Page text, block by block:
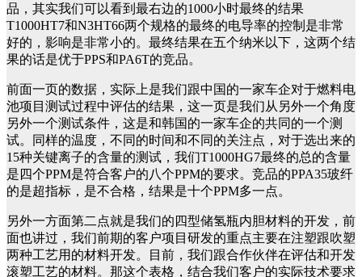
品，其实我们可以看到最右边的1000小时最终的结果
T1000HT7和N3HT66两个规格的最终的电导率的控制是非常
好的，影响是非常小的。最终结果在五个纳米以下，这两个结
果的话是优于PPS和PA6T的竞品。
前面一页的数据，实际上是我们跟中国的一家车企对于燃料电
池项目测试过程中评估的结果，这一页是我们从另外一个角度
另外一个测试条件，这是和韩国的一家车企的共同的一个测
试。同样的温度，不同的时间和不同的关注点，对于选出来的
15种关键离子的含量的测试，我们T1000HG7最终的总的含量
是四个PPM是符合客户的八个PPM的要求。竞品的PPA35玻纤
的是超指标，是不合格，结果是十个PPM多一点。
另外一方面第二点就是我们的四型储氢瓶内胆材料的开发，前
面也讲过，我们前期的客户项目研发的重点主要在注塑跟吹塑
两种工艺用的材料开发。目前，我们跟合作伙伴在评估和开发
滚塑工艺的材料。那这个表格，结合我们客户的实际技术要求